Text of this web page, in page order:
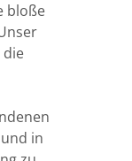
bloße
die
in